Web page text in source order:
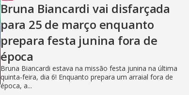
Bruna Biancardi vai disfarçada
para 25 de março enquanto
prepara festa junina fora de
época
Bruna Biancardi estava na missão festa junina na última
quinta-feira, dia 6! Enquanto prepara um arraial fora de
época, a...